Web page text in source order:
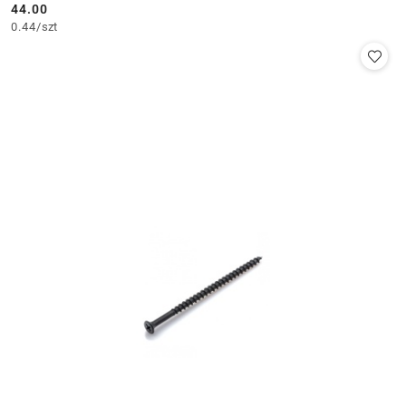
Cena:
44.00
0.44/szt